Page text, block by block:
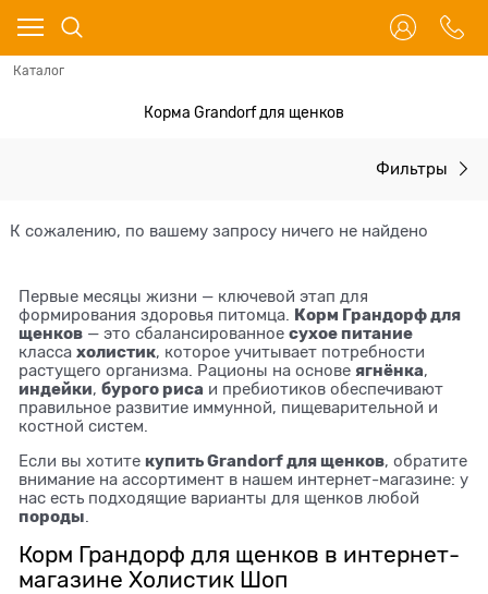
Каталог
Корма Grandorf для щенков
Фильтры
К сожалению, по вашему запросу ничего не найдено
Первые месяцы жизни — ключевой этап для
формирования здоровья питомца. Корм Грандорф для
щенков — это сбалансированноесухое питание
классахолистик, которое учитывает потребности
растущего организма. Рационы на основе ягнёнка,
индейки,бурого риса и пребиотиков обеспечивают
правильное развитие иммунной, пищеварительной и
костной систем.
Если вы хотитекупить Grandorf для щенков, обратите
внимание на ассортимент в нашем интернет-магазине: у
нас есть подходящие варианты для щенков любой
породы
Корм Грандорф для щенков в интернет-
магазине Холистик Шоп